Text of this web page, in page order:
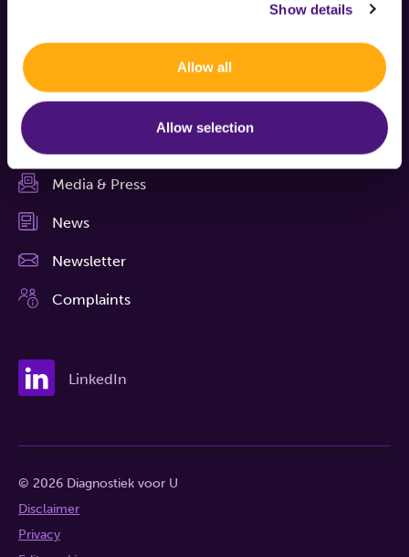
Show details
Allow all
Allow selection
Media & Press
News
Newsletter
Complaints
LinkedIn
© 2026 Diagnostiek voor U
Disclaimer
Privacy